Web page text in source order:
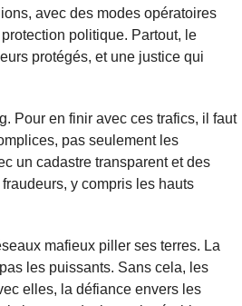
avec des modes opératoires
politique. Partout, le
protégés, et une justice qui
Pour en finir avec ces trafics, il faut
pas seulement les
un cadastre transparent et des
y compris les hauts
mafieux piller ses terres. La
les puissants. Sans cela, les
elles, la défiance envers les